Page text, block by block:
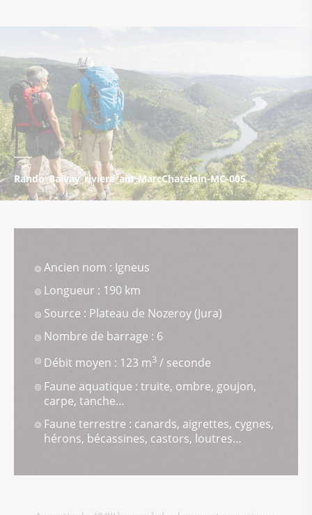
Rando_Balvay_riviere_ain_MarcChatelain-MC-005
Ancien nom : Igneus
Longueur : 190 km
Source : Plateau de Nozeroy (Jura)
Nombre de barrage : 6
Débit moyen : 123 m3/ seconde
Faune aquatique : truite, ombre, goujon,
carpe, tanche…
Faune terrestre : canards, aigrettes, cygnes,
hérons, bécassines, castors, loutres…